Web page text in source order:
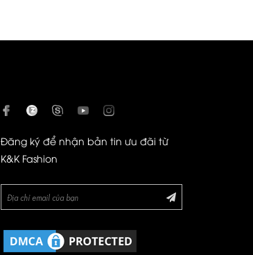
Đăng ký để nhận bản tin ưu đãi từ
K&K Fashion